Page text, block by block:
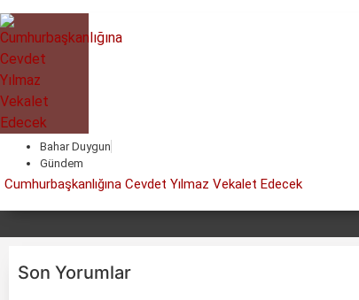
Bahar Duygun
Gündem
Cumhurbaşkanlığına Cevdet Yılmaz Vekalet Edecek
Son Yorumlar